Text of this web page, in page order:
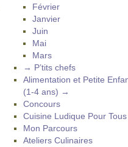
Février
Janvier
Juin
Mai
Mars
→ P’tits chefs
Alimentation et Petite
(1-4 ans) →
Concours
Cuisine Ludique Pour
Mon Parcours
Ateliers Culinaires